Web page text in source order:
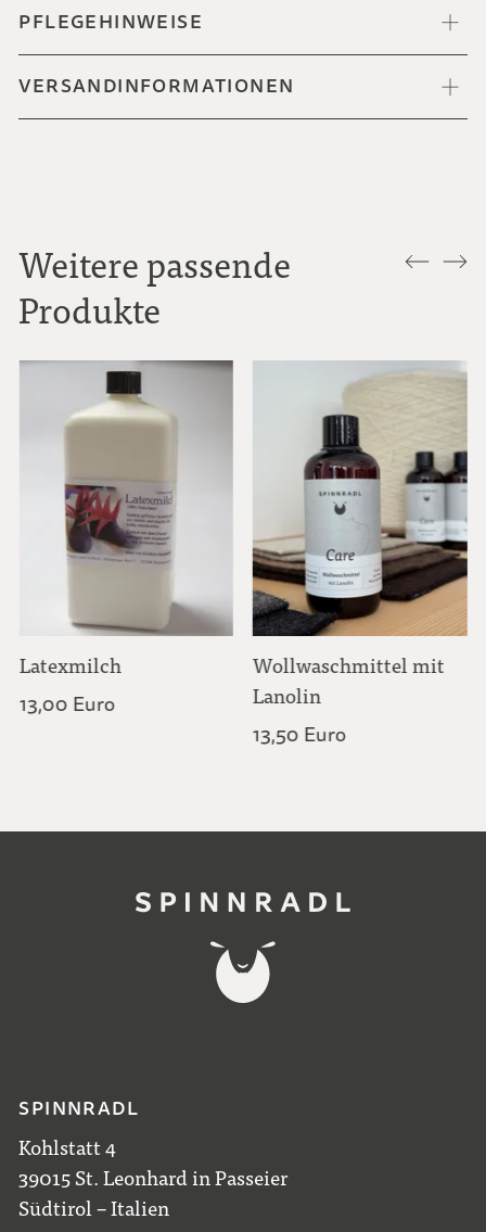
PFLEGEHINWEISE
VERSANDINFORMATIONEN
Weitere passende
Produkte
Latexmilch
13,00 Euro
Wollwaschmittel mit
Lanolin
13,50 Euro
SPINNRADL
Kohlstatt 4
39015 St. Leonhard in Passeier
Südtirol – Italien